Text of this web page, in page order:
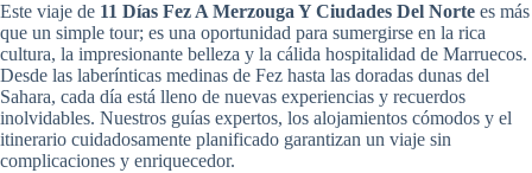
Este viaje de 11 Días Fez A Merzouga Y Ciudades Del Norte es más
que un simple tour; es una oportunidad para sumergirse en la rica
cultura, la impresionante belleza y la cálida hospitalidad de Marruecos.
Desde las laberínticas medinas de Fez hasta las doradas dunas del
Sahara, cada día está lleno de nuevas experiencias y recuerdos
inolvidables. Nuestros guías expertos, los alojamientos cómodos y el
itinerario cuidadosamente planificado garantizan un viaje sin
complicaciones y enriquecedor.